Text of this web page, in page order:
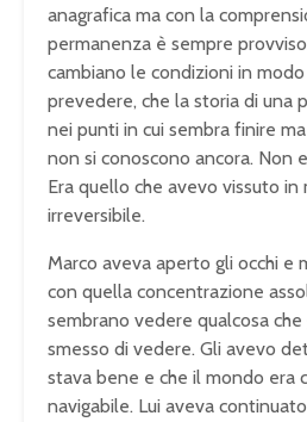
anagrafica ma con la
permanenza è sempre
cambiano le condizioni in
prevedere, che la storia di una
nei punti in cui sembra finire
non si conoscono ancora. Non
Era quello che avevo vissuto
irreversibile.
Marco aveva aperto gli occhi e
con quella concentrazione
sembrano vedere qualcosa
smesso di vedere. Gli avevo
stava bene e che il mondo era
navigabile. Lui aveva